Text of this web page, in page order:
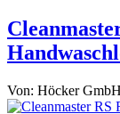
Von: Höcker GmbH